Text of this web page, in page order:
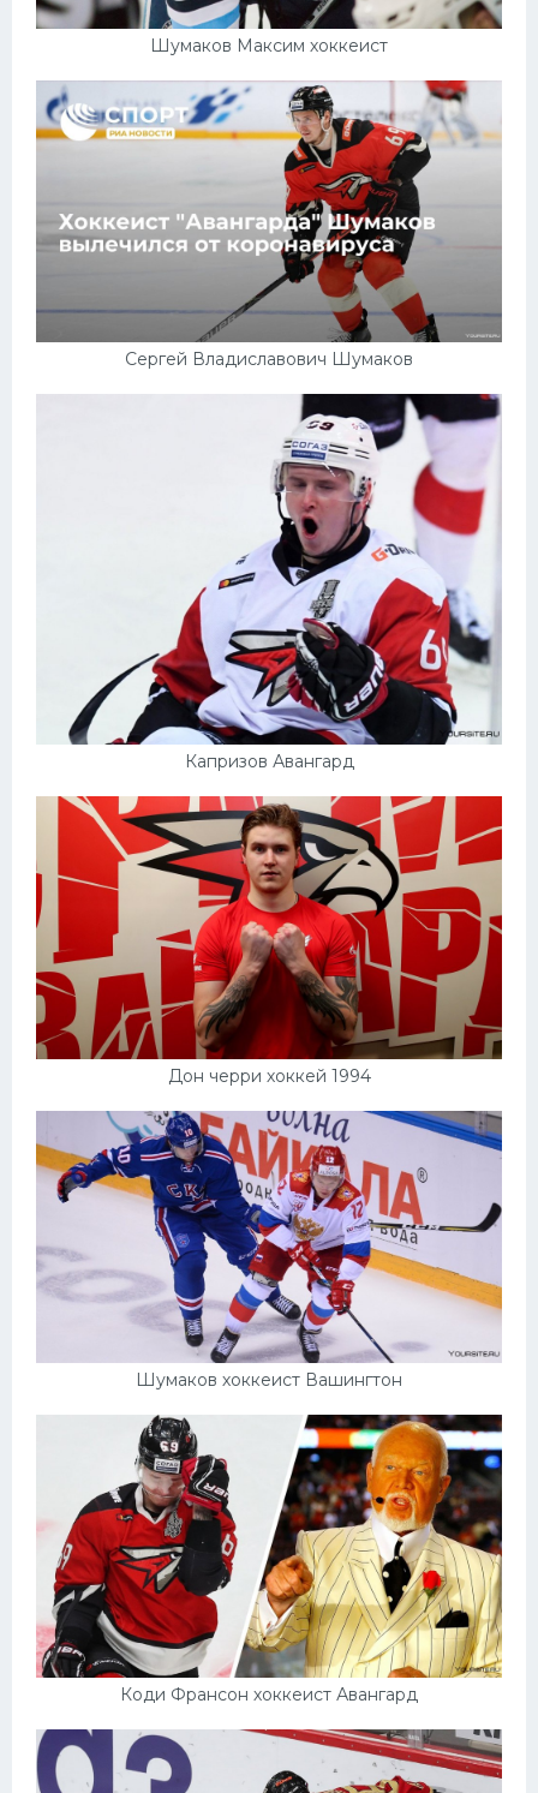
Шумаков Максим хоккеист
Сергей Владиславович Шумаков
Капризов Авангард
Дон черри хоккей 1994
Шумаков хоккеист Вашингтон
Коди Франсон хоккеист Авангард